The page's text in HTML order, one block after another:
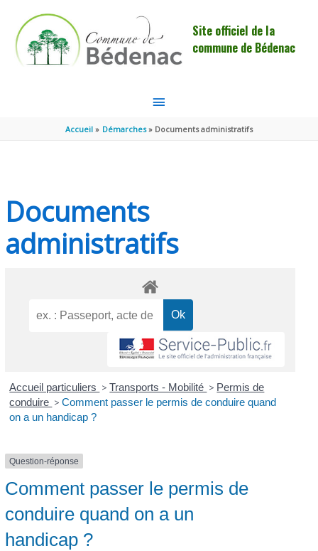
Site officiel de la
commune de Bédenac
MENU
PRINCIPAL
Accueil Démarches Documents administratifs
Documents
administratifs
Accueil particuliers > Transports - Mobilité > Permis de
conduire > Comment passer le permis de conduire quand
on a un handicap ?
Question-réponse
Comment passer le permis de
conduire quand on a un
handicap ?